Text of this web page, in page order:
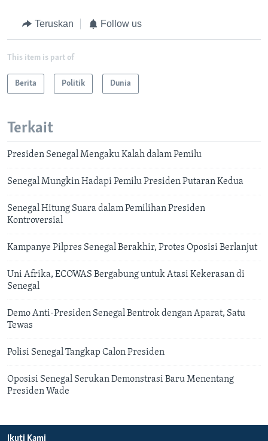
Teruskan Follow us
This item is part of
Berita Politik Dunia
Terkait
Presiden Senegal Mengaku Kalah dalam Pemilu
Senegal Mungkin Hadapi Pemilu Presiden Putaran Kedua
Senegal Hitung Suara dalam Pemilihan Presiden
Kontroversial
Kampanye Pilpres Senegal Berakhir, Protes Oposisi Berlanjut
Uni Afrika, ECOWAS Bergabung untuk Atasi Kekerasan di
Senegal
Demo Anti-Presiden Senegal Bentrok dengan Aparat, Satu
Tewas
Polisi Senegal Tangkap Calon Presiden
Oposisi Senegal Serukan Demonstrasi Baru Menentang
Presiden Wade
Ikuti Kami